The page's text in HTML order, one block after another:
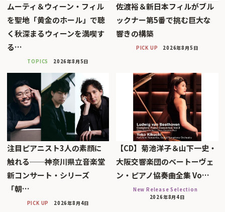
ムーティ＆ウィーン・フィル
を聖地「黄金のホール」で聴
く秋深まるウィーンを満喫す
る…
TOPICS 2026年8月5日
佐渡裕＆新日本フィルがブル
ックナー第5番で挑む巨大な
響きの構築
PICK UP 2026年8月5日
注目ピアニスト3人の素顔に
触れる──神奈川県立音楽堂
新コンサート・シリーズ
「朝…
PICK UP 2026年8月4日
【CD】菊池洋子＆山下一史・
大阪交響楽団のベートーヴェ
ン・ピアノ協奏曲全集 Vo…
New Release Selection
2026年8月4日